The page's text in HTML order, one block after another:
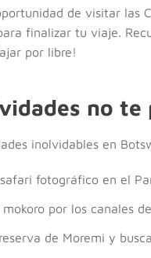
de visitar las
finalizar tu viaje.
por libre!
no
inolvidables en
fotográfico en el
por los canales
de Moremi y